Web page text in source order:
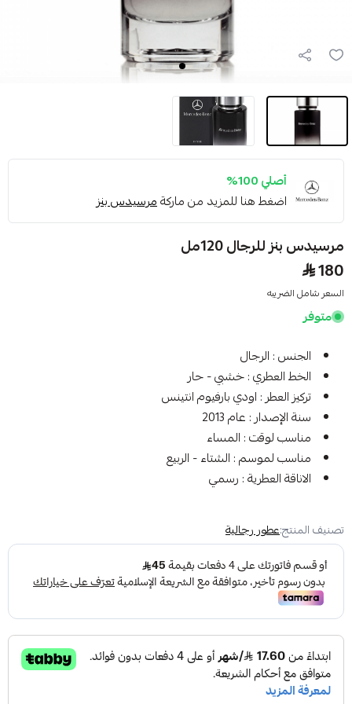
أصلي 100%
اضغط هنا للمزيد من ماركةمرسيدس بنز
مرسيدس بنز للرجال 120مل
180
السعر شامل الضريبه
متوفر
الجنس : الرجال
الخط العطري : خشبي - حار
تركيز العطر : اودي بارفيوم انتينس
سنة الإصدار : عام 2013
مناسب لوقت : المساء
مناسب لموسم : الشتاء - الربيع
الاناقة العطرية : رسمي
تصنيف المنتج:عطور رجالية